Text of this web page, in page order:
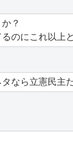
？
のにこれ以上
なら立憲民主